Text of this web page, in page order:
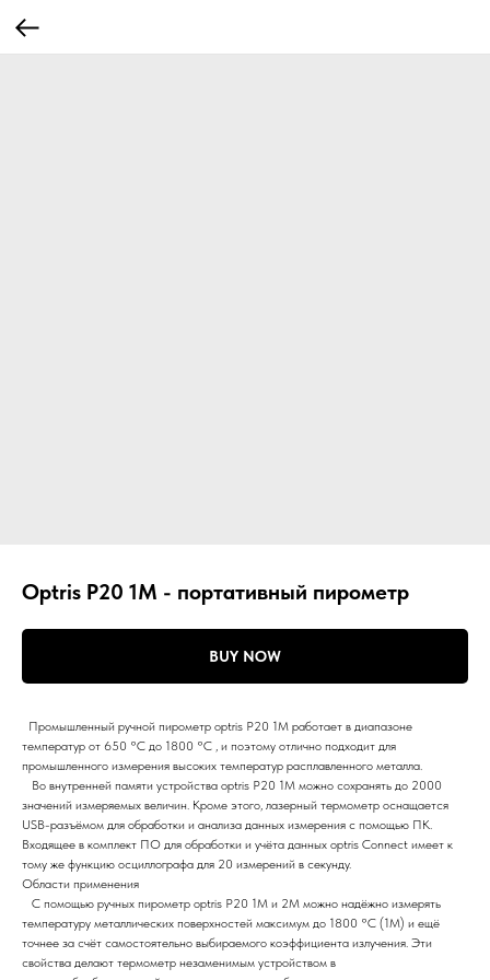
Optris P20 1M - портативный пирометр
BUY NOW
Промышленный ручной пирометр optris P20 1M работает в диапазоне
температур от 650 °C до 1800 °C , и поэтому отлично подходит для
промышленного измерения высоких температур расплавленного металла.
Во внутренней памяти устройства optris P20 1M можно сохранять до 2000
значений измеряемых величин. Кроме этого, лазерный термометр оснащается
USB-разъёмом для обработки и анализа данных измерения с помощью ПК.
Входящее в комплект ПО для обработки и учёта данных optris Connect имеет к
тому же функцию осциллографа для 20 измерений в секунду.
Области применения
С помощью ручных пирометр optris P20 1M и 2M можно надёжно измерять
температуру металлических поверхностей максимум до 1800 °C (1M) и ещё
точнее за счёт самостоятельно выбираемого коэффициента излучения. Эти
свойства делают термометр незаменимым устройством в